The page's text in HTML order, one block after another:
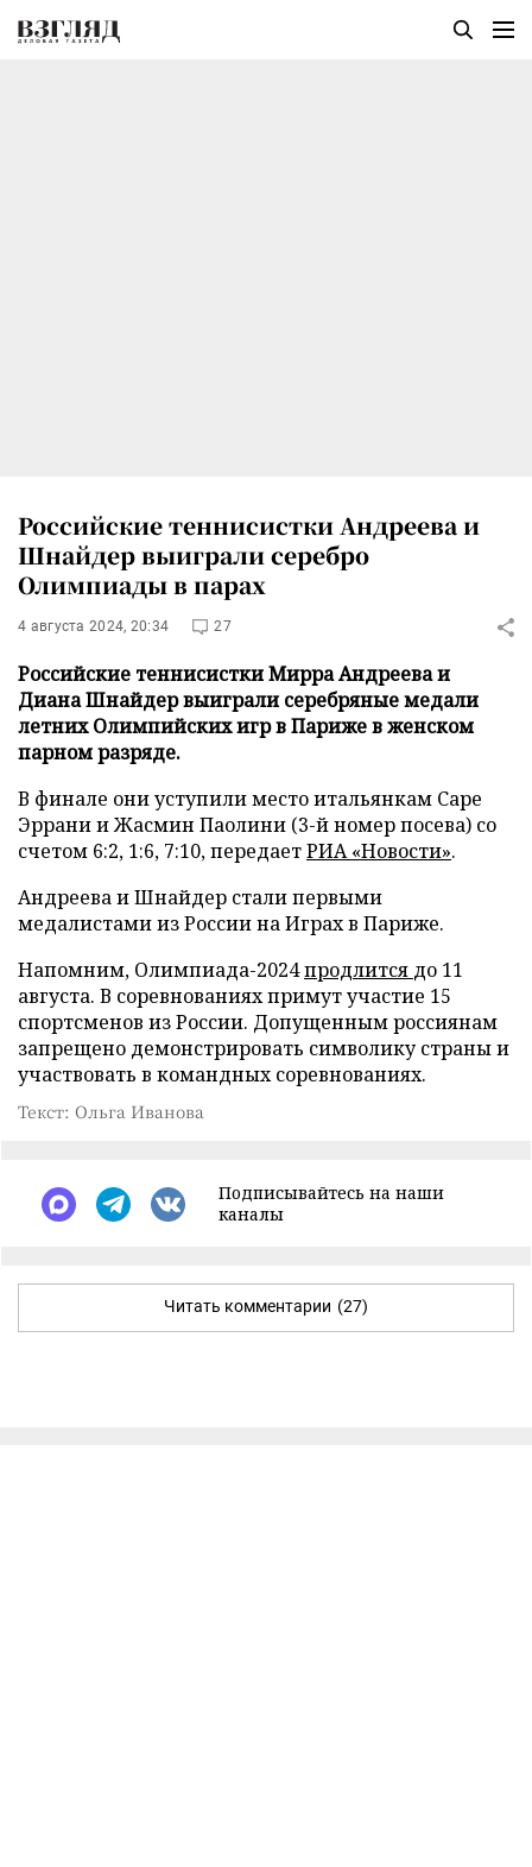
Российские теннисистки Андреева и
Шнайдер выиграли серебро
Олимпиады в парах
4 августа 2024, 20:34 27
Российские теннисистки Мирра Андреева и
Диана Шнайдер выиграли серебряные медали
летних Олимпийских игр в Париже в женском
парном разряде.
В финале они уступили место итальянкам Саре
Эррани и Жасмин Паолини (3-й номер посева) со
счетом 6:2, 1:6, 7:10, передаетРИА «Новости».
Андреева и Шнайдер cтали первыми
медалистами из России на Играх в Париже.
Напомним, Олимпиада-2024продлится до 11
августа. В соревнованиях примут участие 15
спортсменов из России. Допущенным россиянам
запрещено демонстрировать символику страны и
участвовать в командных соревнованиях.
Текст: Ольга Иванова
Подписывайтесь на наши
каналы
Читать комментарии (27)